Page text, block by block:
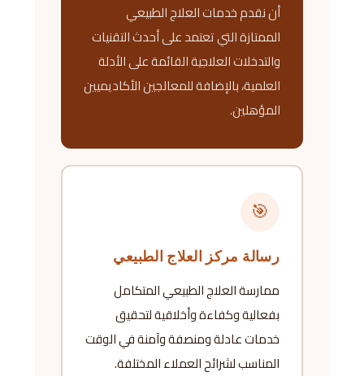
أن نقدم خدمات العلاج الطبيعي
الممتازة التي تعتمد على أحدث التقنيات
والتدخلات العلاجية القائمة على الأدلة
العلمية، بالإضافة للمعالجين الأكاديميين
المؤهلين.
🎯
رسالة مركز العلاج الطبيعي
ممارسة العلاج الطبيعي المتكامل
بفعالية وكفاءة وأخلاقية لتحقيق
خدمات عادلة ومنصفة وآمنة في الوقت
المناسب لشرائح العملاء المختلفة.